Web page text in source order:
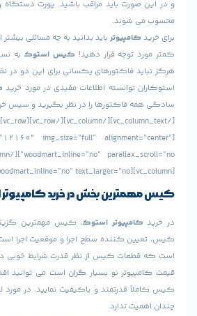
باید مراقب باشید. پورت دستگاه و اتصالات نیز
شوند.
کامپیوتر باید بدانید به چه مسائلی بیشتر اهمیت دهید و
توجه قرار دهید!کیس استوک به نسبت لپ تاپ
فاکتورهای یکسانی برای این دو در نظر گرفته شود.
توانسته اطلاعات مفیدی در مورد خریدکامپیوتر تهیه
فاکتورها را در نظر بگیرید و سپس خرید خود را به
[/vc_column_text][/vc_column][/vc_row][vc_row][vc_column]
image=”12160″ img_size=”full”
بخش در خریدکامپیوتر استوک
کامپیوتر استوک، کیس مهمترین گزینه است. برای
کننده سطح اجرا و موقعیت اجرا است و در این
کیس از نظر قدرت شرایط خوبی داشته باشند.
نو بسیار گران است می توانید اقدام به
قدرتمند و باکیفیت نمایید. در موردلپ تاپ استوک
ندارد.